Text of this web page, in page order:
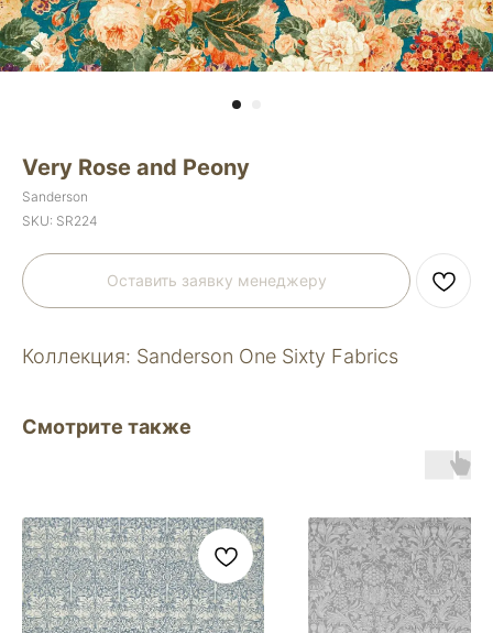
Very Rose and Peony
Sanderson
SKU: SR224
Оставить заявку менеджеру
Коллекция: Sanderson One Sixty Fabrics
Смотрите также